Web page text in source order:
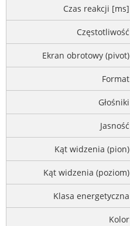
Czas reakcji [ms]
Częstotliwość
Ekran obrotowy (pivot)
Format
Głośniki
Jasność
Kąt widzenia (pion)
Kąt widzenia (poziom)
Klasa energetyczna
Kolor